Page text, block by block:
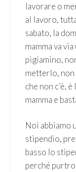
lavorare o
al lavoro,
sabato, la
mamma va
pigiamino,
metterlo, non
che non c’è,
mamma e
Noi abbiamo
stipendio,
basso lo
perché